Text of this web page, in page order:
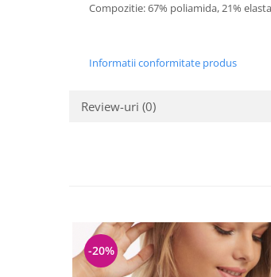
Compozitie: 67% poliamida, 21%
Informatii conformitate produs
Review-uri (0)
-20%